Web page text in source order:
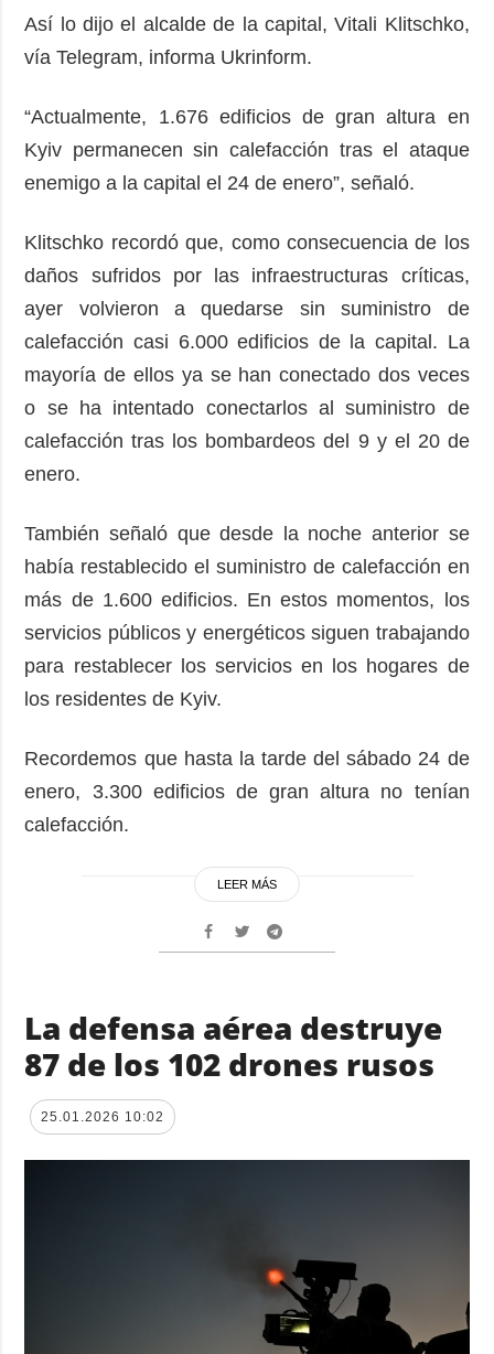
Así lo dijo el alcalde de la capital, Vitali Klitschko,
vía Telegram, informa Ukrinform.
“Actualmente, 1.676 edificios de gran altura en
Kyiv permanecen sin calefacción tras el ataque
enemigo a la capital el 24 de enero”, señaló.
Klitschko recordó que, como consecuencia de los
daños sufridos por las infraestructuras críticas,
ayer volvieron a quedarse sin suministro de
calefacción casi 6.000 edificios de la capital. La
mayoría de ellos ya se han conectado dos veces
o se ha intentado conectarlos al suministro de
calefacción tras los bombardeos del 9 y el 20 de
enero.
También señaló que desde la noche anterior se
había restablecido el suministro de calefacción en
más de 1.600 edificios. En estos momentos, los
servicios públicos y energéticos siguen trabajando
para restablecer los servicios en los hogares de
los residentes de Kyiv.
Recordemos que hasta la tarde del sábado 24 de
enero, 3.300 edificios de gran altura no tenían
calefacción.
LEER MÁS
La defensa aérea destruye
87 de los 102 drones rusos
25.01.2026 10:02